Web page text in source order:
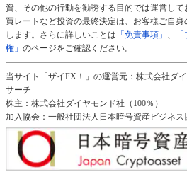
資、その他の行動を勧誘する目的では運営し
買レートなど投資の最終決定は、お客様ご自
します。さらに詳しいことは 「免責事項」 、
権」 のページをご確認ください。
当サイト「ザイFX！」の運営元：株式会社ダ
サーチ
株主：株式会社ダイヤモンド社（100％）
加入協会：一般社団法人日本暗号資産ビジネス